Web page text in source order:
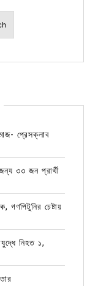
প্রেসক্লাব
৩৩ জন প্রার্থী
গণপিটুনির চেষ্টায়
নিহত ১,